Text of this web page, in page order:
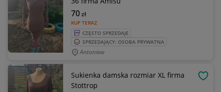
KUP TERAZ
70zł
CZĘSTO SPRZEDAJE
SPRZEDAJĄCY: OSOBA PRYWATNA
Antoniew
Sukienka damska rozmiar XL firma
Stottrop